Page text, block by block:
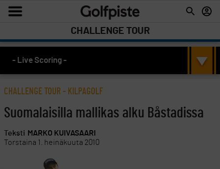
CHALLENGE TOUR
- Live Scoring -
CHALLENGE TOUR - KILPAGOLF
Suomalaisilla mallikas alku Båstadissa
Teksti MARKO KUIVASAARI
Torstaina 1. heinäkuuta 2010